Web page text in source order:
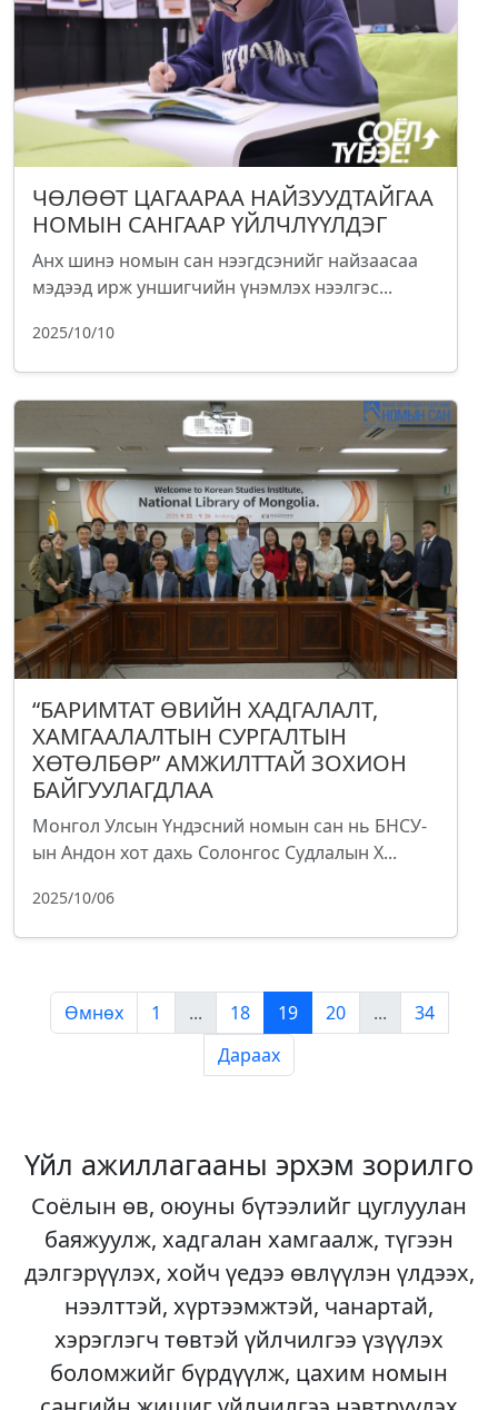
ЧӨЛӨӨТ ЦАГААРАА НАЙЗУУДТАЙГАА
НОМЫН САНГААР ҮЙЛЧЛҮҮЛДЭГ
Анх шинэ номын сан нээгдсэнийг найзаасаа
мэдээд ирж уншигчийн үнэмлэх нээлгэс...
2025/10/10
“БАРИМТАТ ӨВИЙН ХАДГАЛАЛТ,
ХАМГААЛАЛТЫН СУРГАЛТЫН
ХӨТӨЛБӨР” АМЖИЛТТАЙ ЗОХИОН
БАЙГУУЛАГДЛАА
Монгол Улсын Үндэсний номын сан нь БНСУ-
ын Андон хот дахь Солонгос Судлалын Х...
2025/10/06
Өмнөх 1 ... 18 19 20 ...
34
Дараах
Үйл ажиллагааны эрхэм зорилго
Соёлын өв, оюуны бүтээлийг цуглуулан
баяжуулж, хадгалан хамгаалж, түгээн
дэлгэрүүлэх, хойч үедээ өвлүүлэн үлдээх,
нээлттэй, хүртээмжтэй, чанартай,
хэрэглэгч төвтэй үйлчилгээ үзүүлэх
боломжийг бүрдүүлж, цахим номын